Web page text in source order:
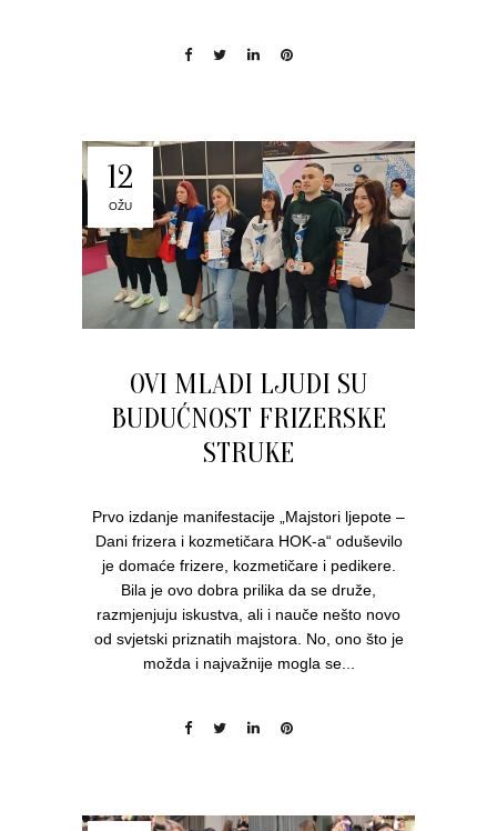
12
OŽU
OVI MLADI LJUDI SU
BUDUĆNOST FRIZERSKE
STRUKE
Prvo izdanje manifestacije „Majstori ljepote –
Dani frizera i kozmetičara HOK-a“ oduševilo
je domaće frizere, kozmetičare i pedikere.
Bila je ovo dobra prilika da se druže,
razmjenjuju iskustva, ali i nauče nešto novo
od svjetski priznatih majstora. No, ono što je
možda i najvažnije mogla se...